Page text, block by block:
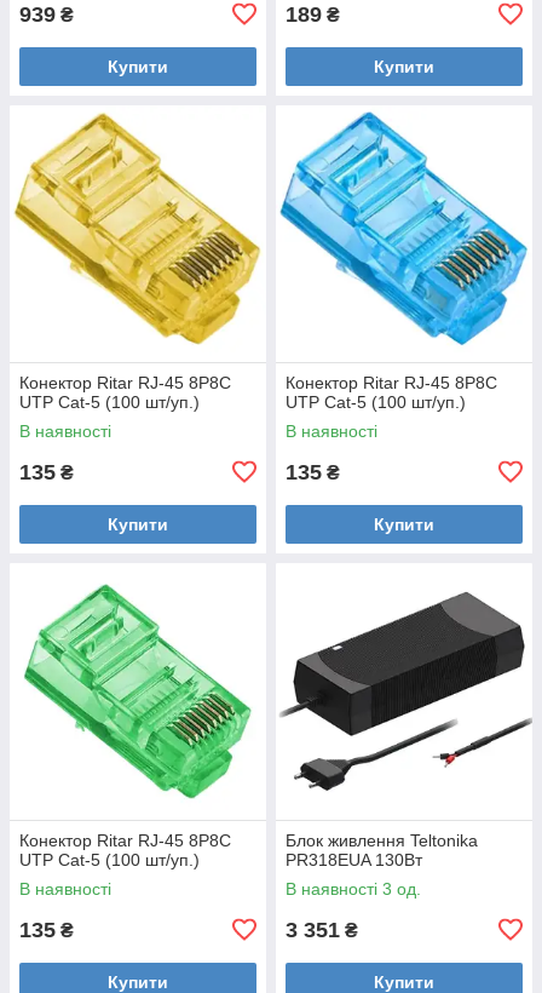
939 ₴
Купити
189 ₴
Купити
Конектор Ritar RJ-45 8P8C
UTP Cat-5 (100 шт/уп.)
В наявності
135 ₴
Купити
Конектор Ritar RJ-45 8P8C
UTP Cat-5 (100 шт/уп.)
В наявності
135 ₴
Купити
Конектор Ritar RJ-45 8P8C
UTP Cat-5 (100 шт/уп.)
В наявності
135 ₴
Купити
Блок живлення Teltonika
PR318EUA 130Вт
В наявності 3 од.
3 351 ₴
Купити